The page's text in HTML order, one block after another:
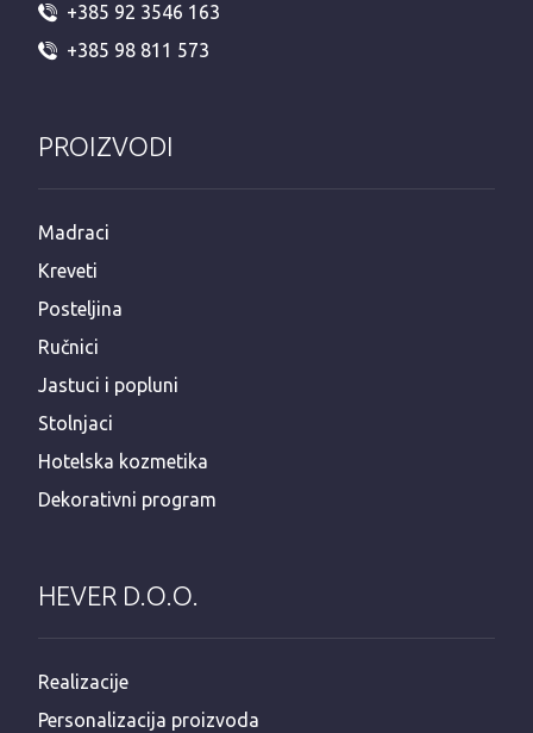
+385 92 3546 163
+385 98 811 573
PROIZVODI
Madraci
Kreveti
Posteljina
Ručnici
Jastuci i popluni
Stolnjaci
Hotelska kozmetika
Dekorativni program
HEVER D.O.O.
Realizacije
Personalizacija proizvoda